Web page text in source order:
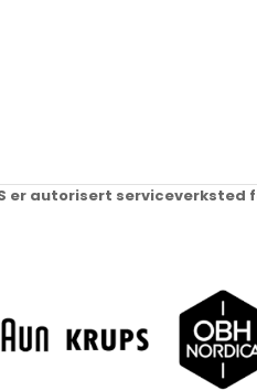
er autorisert serviceverksted